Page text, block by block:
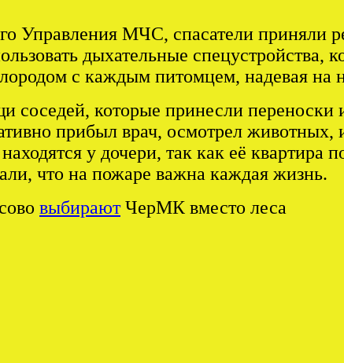
Управления МЧС, спасатели приняли
дыхательные спецустройства,
с каждым питомцем, надевая на
которые принесли переноски
прибыл врач, осмотрел животных,
у дочери, так как её квартира
что на пожаре важна каждая жизнь.
выбираютЧерМК вместо леса